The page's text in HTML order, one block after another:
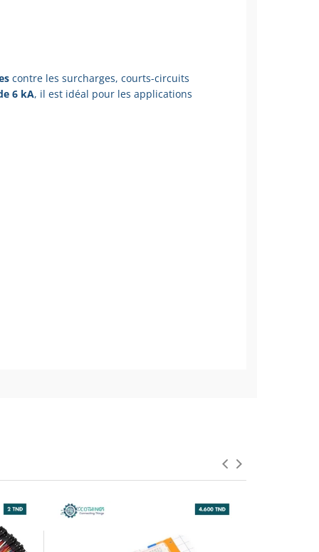
contre les surcharges, courts-circuits
6 kA, il est idéal pour les applications